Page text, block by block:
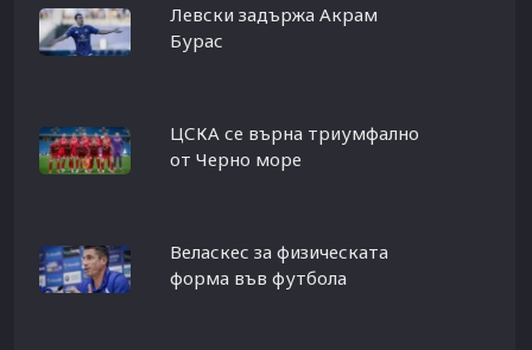
Левски задържа Акрам
Бурас
ЦСКА се върна триумфално
от Черно море
Веласкес за физическата
форма във футбола